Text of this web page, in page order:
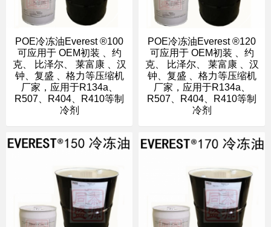
POE冷冻油Everest ®100
可应用于 OEM初装 、约
克、 比泽尔、 莱富康 、汉
钟、复盛 、格力等压缩机
厂家，应用于R134a、
R507、R404、R410等制
冷剂
POE冷冻油Everest ®120
可应用于 OEM初装 、约
克、 比泽尔、 莱富康 、汉
钟、复盛 、格力等压缩机
厂家，应用于R134a、
R507、R404、R410等制
冷剂